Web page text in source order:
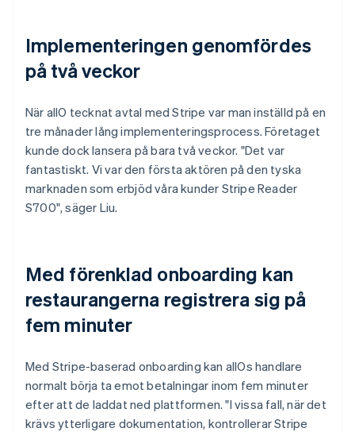
Implementeringen genomfördes
på två veckor
När allO tecknat avtal med Stripe var man inställd på en
tre månader lång implementeringsprocess. Företaget
kunde dock lansera på bara två veckor. "Det var
fantastiskt. Vi var den första aktören på den tyska
marknaden som erbjöd våra kunder Stripe Reader
S700", säger Liu.
Med förenklad onboarding kan
restaurangerna registrera sig på
fem minuter
Med Stripe-baserad onboarding kan allOs handlare
normalt börja ta emot betalningar inom fem minuter
efter att de laddat ned plattformen. "I vissa fall, när det
krävs ytterligare dokumentation, kontrollerar Stripe